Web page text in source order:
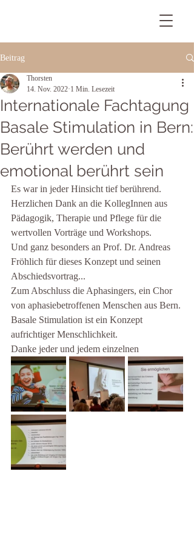
Beitrag
Internationale Fachtagung
Basale Stimulation in Bern:
Berührt werden und
emotional berührt sein
Thorsten
14. Nov. 2022 1 Min. Lesezeit
Es war in jeder Hinsicht tief berührend.
Herzlichen Dank an die KollegInnen aus
Pädagogik, Therapie und Pflege für die
wertvollen Vorträge und Workshops.
Und ganz besonders an Prof. Dr. Andreas
Fröhlich für dieses Konzept und seinen
Abschiedsvortrag...
Zum Abschluss die Aphasingers, ein Chor
von aphasiebetroffenen Menschen aus Bern.
Basale Stimulation ist ein Konzept
aufrichtiger Menschlichkeit.
Danke jeder und jedem einzelnen